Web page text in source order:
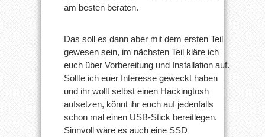
am besten beraten.
Das soll es dann aber mit dem ersten Teil
gewesen sein, im nächsten Teil kläre ich
euch über Vorbereitung und Installation auf.
Sollte ich euer Interesse geweckt haben
und ihr wollt selbst einen Hackingtosh
aufsetzen, könnt ihr euch auf jedenfalls
schon mal einen USB-Stick bereitlegen.
Sinnvoll wäre es auch eine SSD